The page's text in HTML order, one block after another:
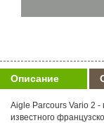
Описание
Aigle Parcours Vario 2 -
известного